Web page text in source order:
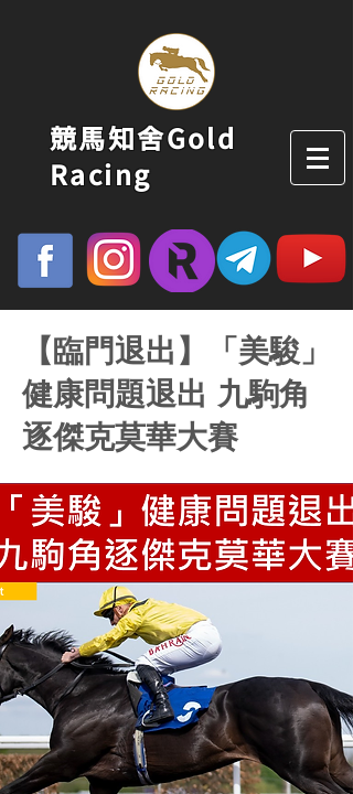
競馬知舍Gold
Racing
【臨門退出】「美駿」
健康問題退出 九駒角
逐傑克莫華大賽